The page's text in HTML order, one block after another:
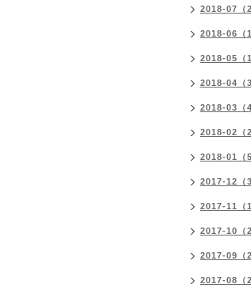
2018-07（2
2018-06（1
2018-05（1
2018-04（3
2018-03（4
2018-02（2
2018-01（5
2017-12（3
2017-11（1
2017-10（2
2017-09（2
2017-08（2